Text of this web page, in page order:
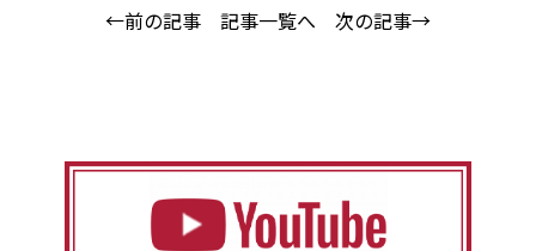
←前の記事 記事一覧へ 次の記事→